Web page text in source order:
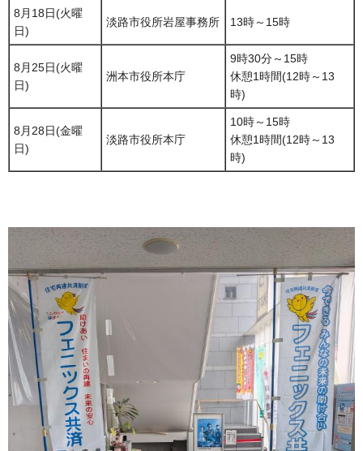
8月18日(火曜
日)
淡路市役所岩屋事務所 13時～15時
8月25日(火曜
日)
洲本市役所本庁
9時30分～15時
休憩1時間(12時～13
時)
8月28日(金曜
日)
淡路市役所本庁
10時～15時
休憩1時間(12時～13
時)